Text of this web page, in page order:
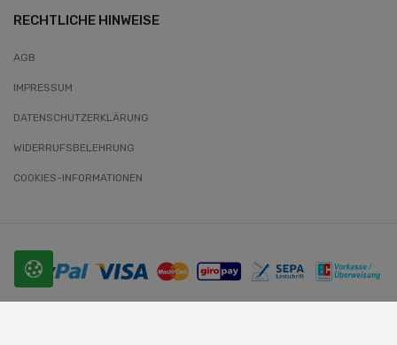
RECHTLICHE HINWEISE
AGB
IMPRESSUM
DATENSCHUTZERKLÄRUNG
WIDERRUFSBELEHRUNG
COOKIES-INFORMATIONEN